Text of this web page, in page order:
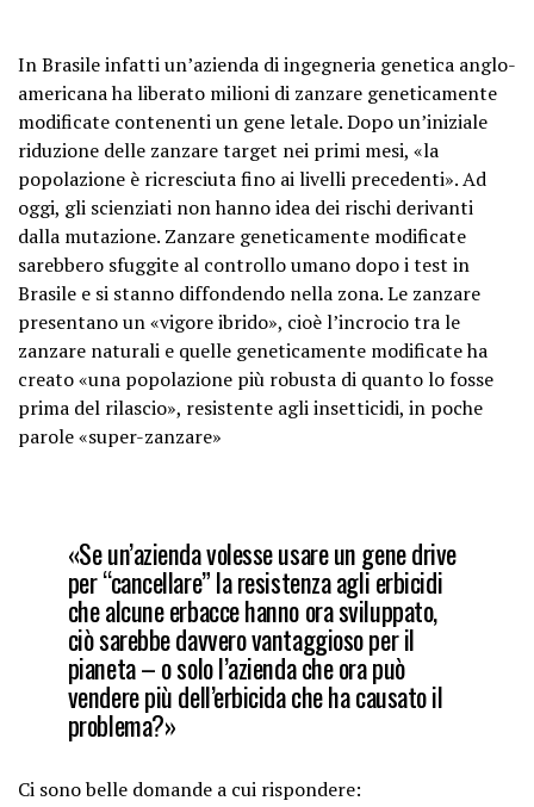
In Brasile infatti un’azienda di ingegneria genetica anglo-
americana ha liberato milioni di zanzare geneticamente
modificate contenenti un gene letale. Dopo un’iniziale
riduzione delle zanzare target nei primi mesi, «la
popolazione è ricresciuta fino ai livelli precedenti». Ad
oggi, gli scienziati non hanno idea dei rischi derivanti
dalla mutazione. Zanzare geneticamente modificate
sarebbero sfuggite al controllo umano dopo i test in
Brasile e si stanno diffondendo nella zona. Le zanzare
presentano un «vigore ibrido», cioè l’incrocio tra le
zanzare naturali e quelle geneticamente modificate ha
creato «una popolazione più robusta di quanto lo fosse
prima del rilascio», resistente agli insetticidi, in poche
parole «super-zanzare»
«Se un’azienda volesse usare un gene drive
per “cancellare” la resistenza agli erbicidi
che alcune erbacce hanno ora sviluppato,
ciò sarebbe davvero vantaggioso per il
pianeta – o solo l’azienda che ora può
vendere più dell’erbicida che ha causato il
problema?»
Ci sono belle domande a cui rispondere: